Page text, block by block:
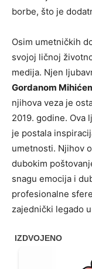
borbe, što je
Osim umetničkih
svojoj ličnoj
medija. Njen
Gordanom
njihova veza je
2019. godine. Ova
je postala
umetnosti. Njihov
dubokim
snagu emocija i
profesionalne
zajednički legado